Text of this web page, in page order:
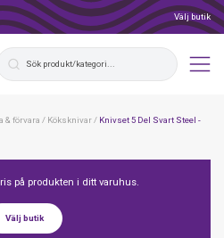
Välj butik
& förvara / Köksknivar/ Knivset 5 Del Svart Steel -
på produkten i ditt varuhus.
Välj butik